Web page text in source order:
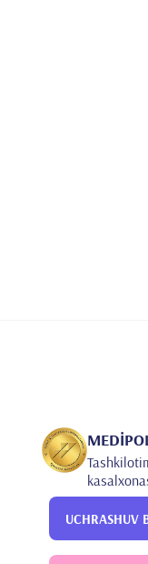
UCHRASHUV